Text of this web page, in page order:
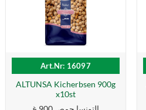
Art.Nr: 16097
ALTUNSA Kicherbsen 900g
x10st